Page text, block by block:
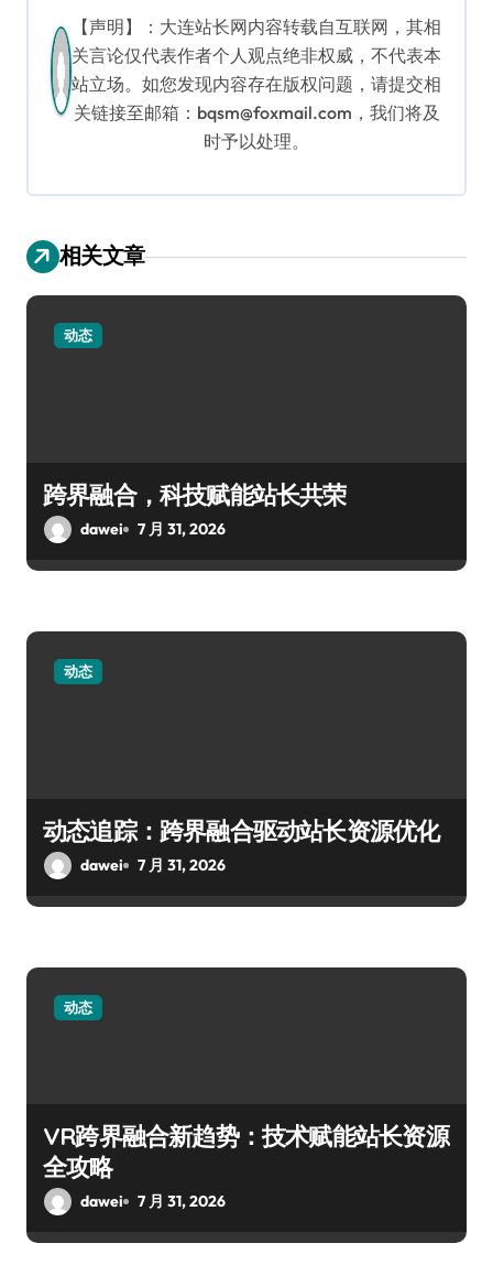
【声明】：大连站长网内容转载自互联网，其相
关言论仅代表作者个人观点绝非权威，不代表本
站立场。如您发现内容存在版权问题，请提交相
关链接至邮箱：bqsm@foxmail.com，我们将及
时予以处理。
相关文章
动态
跨界融合，科技赋能站长共荣
dawei 7 月 31, 2026
动态
动态追踪：跨界融合驱动站长资源优化
dawei 7 月 31, 2026
动态
VR跨界融合新趋势：技术赋能站长资源
全攻略
dawei 7 月 31, 2026